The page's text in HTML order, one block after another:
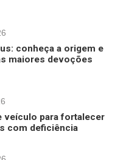
conheça a origem e
maiores devoções
veículo para fortalecer
com deficiência